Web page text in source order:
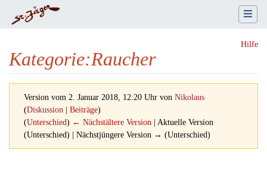
Hilfe
Kategorie:Raucher
Version vom 2. Januar 2018, 12:20 Uhr von Nikolaus
(Diskussion Beiträge)
(Unterschied) ← Nächstältere Version | Aktuelle Version
(Unterschied) | Nächstjüngere Version → (Unterschied)